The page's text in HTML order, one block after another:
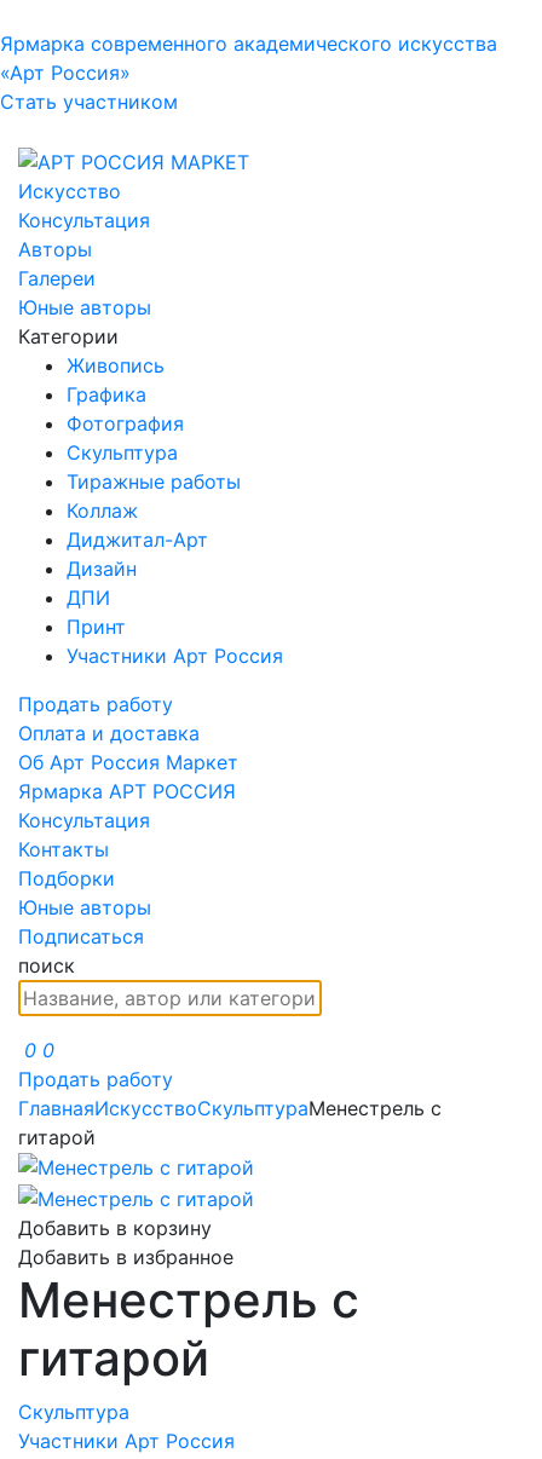
Ярмарка современного академического искусства
«Арт Россия»
Стать участником
Искусство
Консультация
Авторы
Галереи
Юные авторы
Категории
Живопись
Графика
Фотография
Скульптура
Тиражные работы
Коллаж
Диджитал-Арт
Дизайн
ДПИ
Принт
Участники Арт Россия
Продать работу
Оплата и доставка
Об Арт Россия Маркет
Ярмарка АРТ РОССИЯ
Консультация
Контакты
Подборки
Юные авторы
Подписаться
поиск
0 0
Продать работу
ГлавнаяИскусствоСкульптураМенестрель с
гитарой
Добавить в корзину
Добавить в избранное
Менестрель с
гитарой
Скульптура
Участники Арт Россия